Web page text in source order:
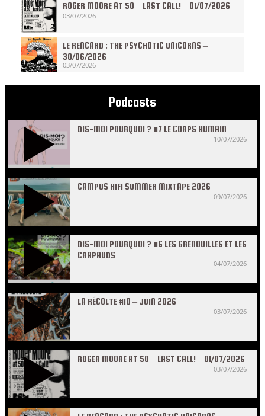
ROGER MOORE AT 50 – LAST CALL! – 01/07/2026
03/07/2026
LE RENCARD : THE PSYCHOTIC UNICORNS –
30/06/2026
03/07/2026
Podcasts
DIS-MOI POURQUOI ? #7 LE CORPS HUMAIN
10/07/2026
CAMPUS HIFI SUMMER MIXTAPE 2026
09/07/2026
DIS-MOI POURQUOI ? #6 LES GRENOUILLES ET LES
CRAPAUDS
04/07/2026
LA RÉCOLTE #10 – JUIN 2026
03/07/2026
ROGER MOORE AT 50 – LAST CALL! – 01/07/2026
03/07/2026